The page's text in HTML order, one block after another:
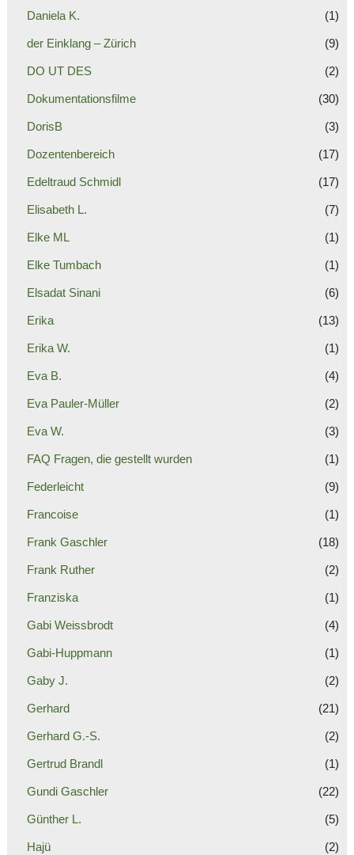
Daniela K. (1)
der Einklang – Zürich (9)
DO UT DES (2)
Dokumentationsfilme (30)
DorisB (3)
Dozentenbereich (17)
Edeltraud Schmidl (17)
Elisabeth L. (7)
Elke ML (1)
Elke Tumbach (1)
Elsadat Sinani (6)
Erika (13)
Erika W. (1)
Eva B. (4)
Eva Pauler-Müller (2)
Eva W. (3)
FAQ Fragen, die gestellt wurden (1)
Federleicht (9)
Francoise (1)
Frank Gaschler (18)
Frank Ruther (2)
Franziska (1)
Gabi Weissbrodt (4)
Gabi-Huppmann (1)
Gaby J. (2)
Gerhard (21)
Gerhard G.-S. (2)
Gertrud Brandl (1)
Gundi Gaschler (22)
Günther L. (5)
Hajü (2)